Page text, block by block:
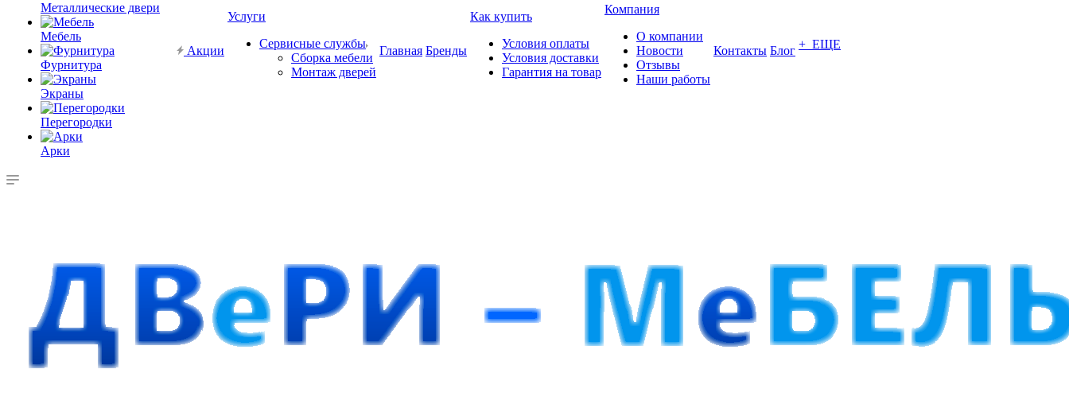
Металлические двери
Мебель
Фурнитура
Экраны
Перегородки
Арки
Акции
Услуги
Сервисные службы
Сборка мебели
Монтаж дверей
Главная Бренды
Как купить
Условия оплаты
Условия доставки
Гарантия на товар
Компания
О компании
Новости
Отзывы
Наши работы
Контакты Блог + ЕЩЕ